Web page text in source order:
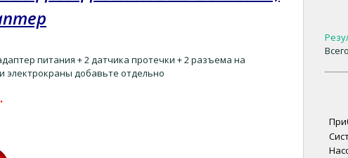
питания + 2 датчика протечки + 2 разъема на
электрокраны добавьте отдельно